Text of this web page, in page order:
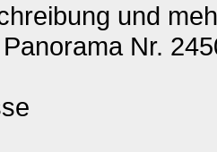
und
Nr.